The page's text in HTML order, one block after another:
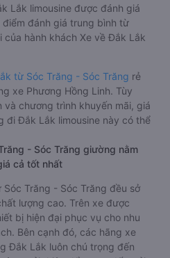
Lắk limousine được đánh giá
đánh giá trung bình từ
hành khách Xe về Đắk Lắk
từ Sóc Trăng - Sóc Trăng rẻ
xe Phương Hồng Linh. Tùy
chương trình khuyến mãi, giá
đi Đắk Lắk limousine này có thể
- Sóc Trăng giường nằm
cả tốt nhất
Trăng - Sóc Trăng đều sở
lượng cao. Trên xe được
bị hiện đại phục vụ cho nhu
Bên cạnh đó, các hãng xe
Đắk Lắk luôn chú trọng đến